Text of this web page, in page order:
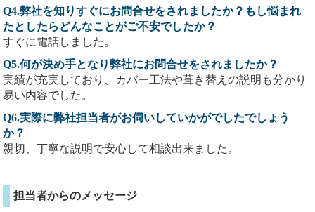
Q4.弊社を知りすぐにお問合せをされましたか？もし悩まれ
たとしたらどんなことがご不安でしたか？
すぐに電話しました。
Q5.何が決め手となり弊社にお問合せをされましたか？
実績が充実しており、カバー工法や葺き替えの説明も分かり
易い内容でした。
Q6.実際に弊社担当者がお伺いしていかがでしたでしょう
か？
親切、丁寧な説明で安心して相談出来ました。
担当者からのメッセージ